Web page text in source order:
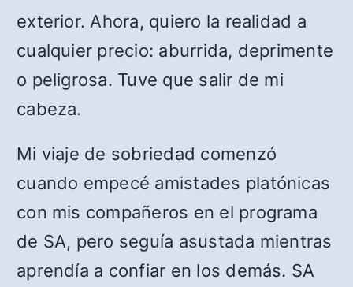
exterior. Ahora, quiero la realidad a
cualquier precio: aburrida, deprimente
o peligrosa. Tuve que salir de mi
cabeza.
Mi viaje de sobriedad comenzó
cuando empecé amistades platónicas
con mis compañeros en el programa
de SA, pero seguía asustada mientras
aprendía a confiar en los demás. SA